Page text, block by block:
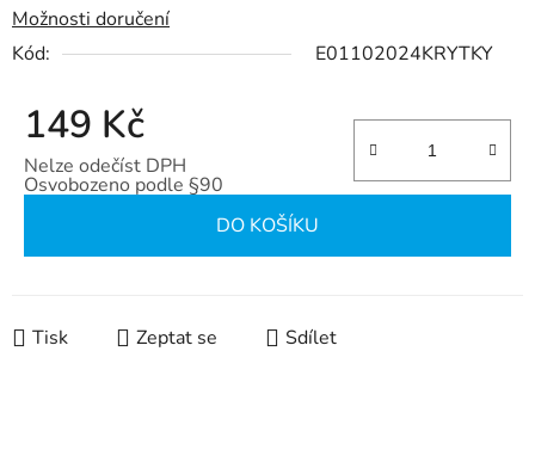
Možnosti doručení
Kód:
E01102024KRYTKY
149 Kč
Nelze odečíst DPH
Osvobozeno podle §90
DO KOŠÍKU
Tisk Zeptat se Sdílet